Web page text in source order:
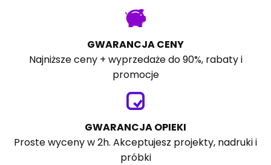
GWARANCJA CENY
Najniższe ceny + wyprzedaże do 90%, rabaty i
promocje
GWARANCJA OPIEKI
Proste wyceny w 2h. Akceptujesz projekty, nadruki i
próbki